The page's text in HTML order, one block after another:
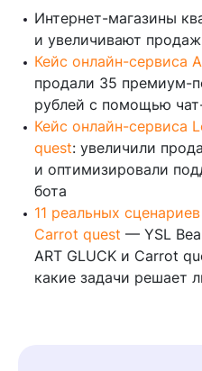
Интернет-магазины
и увеличивают
Кейс онлайн-сервиса
продали 35 премиум-
рублей с помощью
Кейс онлайн-сервиса
quest: увеличили
и оптимизировали
бота
11 реальных
Carrot quest — YSL
ART GLUCK и Carrot
какие задачи решает